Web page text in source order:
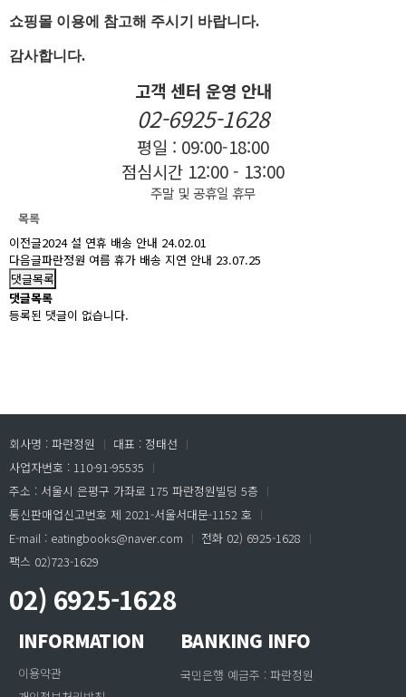
쇼핑몰 이용에 참고해 주시기 바랍니다.
감사합니다.
고객 센터 운영 안내
02-6925-1628
평일 : 09:00-18:00
점심시간 12:00 - 13:00
주말 및 공휴일 휴무
목록
이전글2024 설 연휴 배송 안내 24.02.01
다음글파란정원 여름 휴가 배송 지연 안내 23.07.25
댓글목록
댓글목록
등록된 댓글이 없습니다.
회사명 : 파란정원 ㅣ 대표 : 정태선 ㅣ
사업자번호 : 110-91-95535 ㅣ
주소 : 서울시 은평구 가좌로 175 파란정원빌딩 5층 ㅣ
통신판매업신고번호 제 2021-서울서대문-1152 호 ㅣ
E-mail : eatingbooks@naver.com ㅣ 전화 02) 6925-1628 ㅣ
팩스 02)723-1629
02) 6925-1628
INFORMATION
이용약관
BANKING INFO
국민은행 예금주 : 파란정원